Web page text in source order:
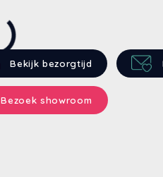
Bekijk bezorgtijd
Bezoek showroom